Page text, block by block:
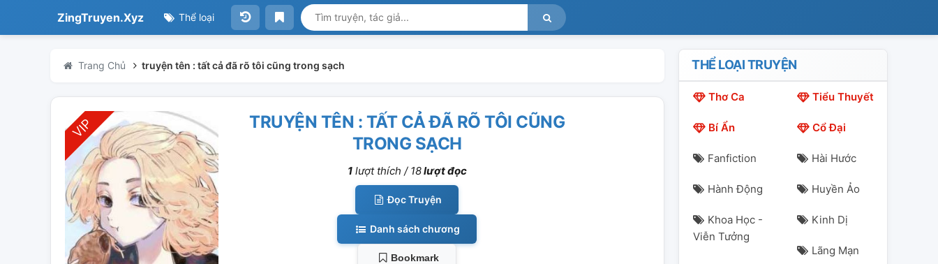
ZingTruyen.Xyz Thể loại
Trang Chủ truyện tên : tất cả đã rõ tôi cũng trong sạch
TRUYỆN TÊN : TẤT CẢ ĐÃ RÕ TÔI CŨNG
TRONG SẠCH
1lượt thích / 18lượt đọc
Đọc Truyện
Danh sách chương
Bookmark
THỂ LOẠI TRUYỆN
Thơ Ca Tiểu Thuyết
Bí Ẩn Cổ Đại
Fanfiction Hài Hước
Hành Động Huyền Ảo
Khoa Học -
Viễn Tưởng
Kinh Dị
Lãng Mạn